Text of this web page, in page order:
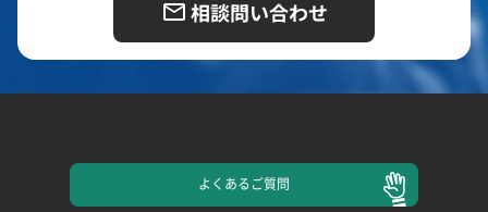
相談問い合わせ
よくあるご質問